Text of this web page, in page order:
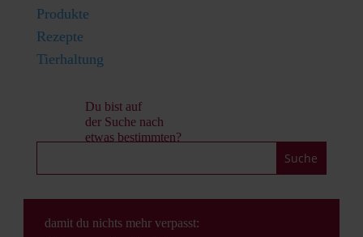
Produkte
Rezepte
Tierhaltung
Du bist auf
der Suche nach
etwas bestimmten?
damit du nichts mehr verpasst: